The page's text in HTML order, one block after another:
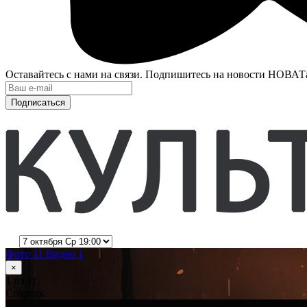
Оставайтесь с нами на связи. Подпишитесь на новости
Подписаться
Фото 11 Видео 1
×
Спартак